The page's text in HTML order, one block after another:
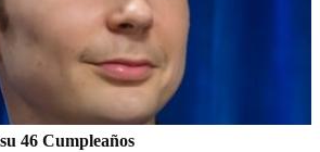
46 Cumpleaños